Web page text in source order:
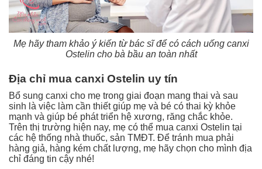
Mẹ hãy tham khảo ý kiến từ bác sĩ để có cách uống canxi
Ostelin cho bà bầu an toàn nhất
Địa chỉ mua canxi Ostelin uy tín
Bổ sung canxi cho mẹ trong giai đoạn mang thai và sau
sinh là việc làm cần thiết giúp mẹ và bé có thai kỳ khỏe
mạnh và giúp bé phát triển hệ xương, răng chắc khỏe.
Trên thị trường hiện nay, mẹ có thể mua canxi Ostelin tại
các hệ thống nhà thuốc, sản TMĐT. Để tránh mua phải
hàng giả, hàng kém chất lượng, mẹ hãy chọn cho mình địa
chỉ đáng tin cậy nhé!